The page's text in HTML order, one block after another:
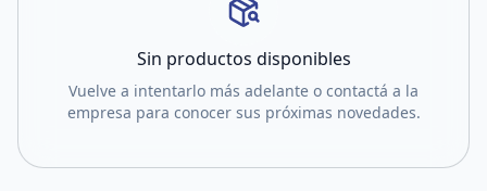
Sin productos disponibles
Vuelve a intentarlo más adelante o contactá a la
empresa para conocer sus próximas novedades.